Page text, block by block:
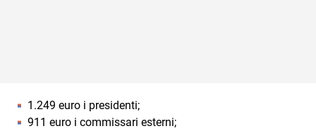
1.249 euro i presidenti;
911 euro i commissari esterni;